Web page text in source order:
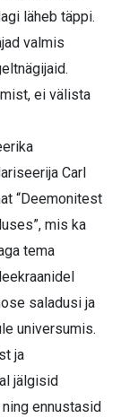
läheb täppi.
valmis
ei välista
Carl
“Deemonitest
mis ka
tema
saladusi ja
universumis.
ja
jälgisid
ennustasid